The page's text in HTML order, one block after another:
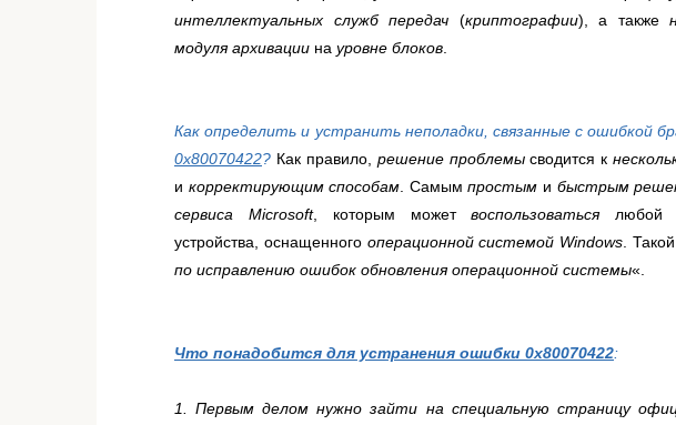
интеллектуальных служб передач (криптографии), а также
модуля архивации на уровне блоков
Как определить и устранить неполадки, связанные с ошибкой
0x80070422? Как правило, решение проблемысводится к
и корректирующим способам . Самымпростым и быстрым
сервиса Microsoft, которым можетвоспользоваться любой
устройства, оснащенного операционной системой Windows . Такой
по исправлению ошибок обновления операционной системы«.
Что понадобится для устранения ошибки 0x80070422:
1. Первым делом нужно зайти на специальную страницу